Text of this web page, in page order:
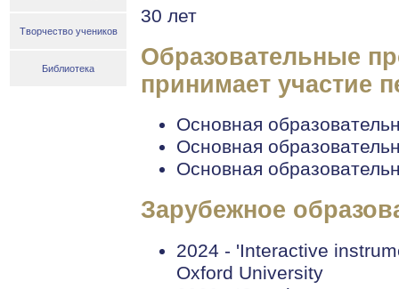
Творчество учеников
Библиотека
30 лет
Образовательные
принимает участие
Основная
Основная
Основная
Зарубежное
2024 - 'Interactive
Oxford University